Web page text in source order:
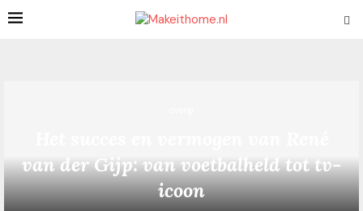
van der Gijp: van voetbalheld tot tv-
icoon